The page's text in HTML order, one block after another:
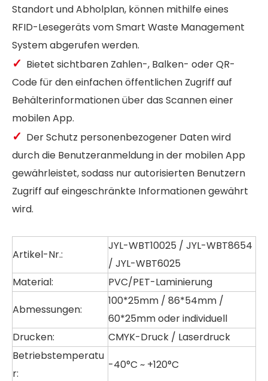
Standort und Abholplan, können mithilfe eines
RFID-Lesegeräts vom Smart Waste Management
System abgerufen werden.
✓ Bietet sichtbaren Zahlen-, Balken- oder QR-
Code für den einfachen öffentlichen Zugriff auf
Behälterinformationen über das Scannen einer
mobilen App.
✓ Der Schutz personenbezogener Daten wird
durch die Benutzeranmeldung in der mobilen App
gewährleistet, sodass nur autorisierten Benutzern
Zugriff auf eingeschränkte Informationen gewährt
wird.
Artikel-Nr.:
JYL-WBT10025 / JYL-WBT8654
/ JYL-WBT6025
Material:
PVC/PET-Laminierung
Abmessungen:
100*25mm / 86*54mm /
60*25mm oder individuell
Drucken:
CMYK-Druck / Laserdruck
Betriebstemperatu
r:
-40°C ~ +120°C